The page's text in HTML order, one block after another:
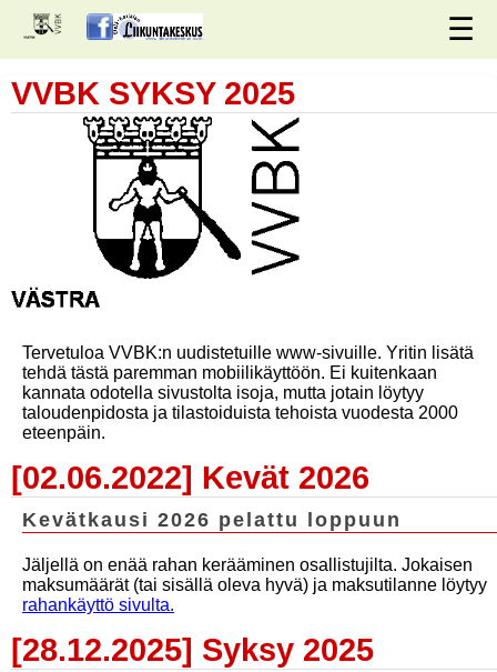
☰
VVBK SYKSY 2025
Tervetuloa VVBK:n uudistetuille www-sivuille. Yritin lisätä
tehdä tästä paremman mobiilikäyttöön. Ei kuitenkaan
kannata odotella sivustolta isoja, mutta jotain löytyy
taloudenpidosta ja tilastoiduista tehoista vuodesta 2000
eteenpäin.
[02.06.2022] Kevät 2026
Kevätkausi 2026 pelattu loppuun
Jäljellä on enää rahan kerääminen osallistujilta. Jokaisen
maksumäärät (tai sisällä oleva hyvä) ja maksutilanne löytyy
rahankäyttö sivulta.
[28.12.2025] Syksy 2025